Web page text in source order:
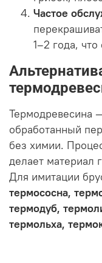
Частое
1–2 года,
Термодревесина
обработанный
без химии.
делает материал
Для имитации
термососна,
термодуб,
термольха,